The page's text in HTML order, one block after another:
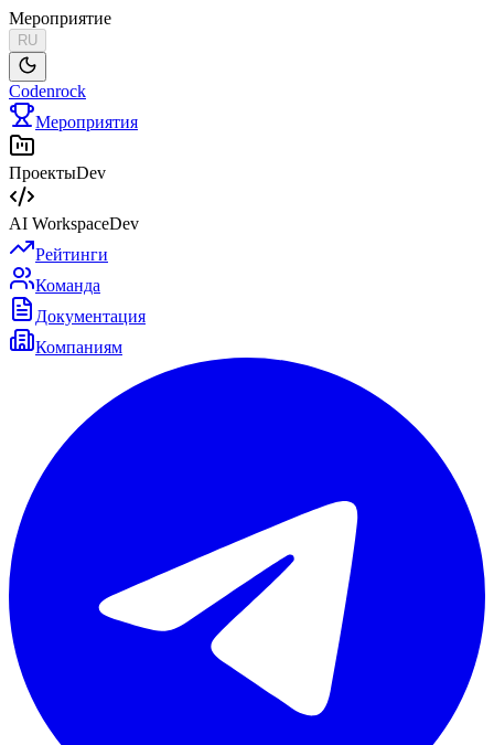
Мероприятие
RU
Codenrock
Мероприятия
ПроектыDev
AI WorkspaceDev
Рейтинги
Команда
Документация
Компаниям